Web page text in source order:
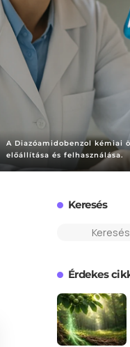
A Diazóamidobenzol kémiai
előállítása és felhasználása.
Keresés
Érdekes